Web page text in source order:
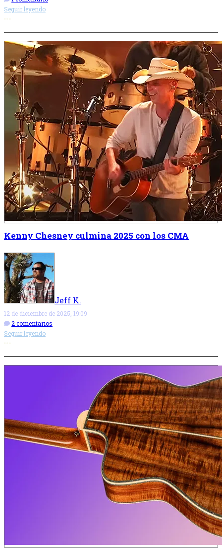
Seguir leyendo
Kenny Chesney culmina 2025 con los CMA
Jeff K.
12 de diciembre de 2025, 19:09
2 comentarios
Seguir leyendo